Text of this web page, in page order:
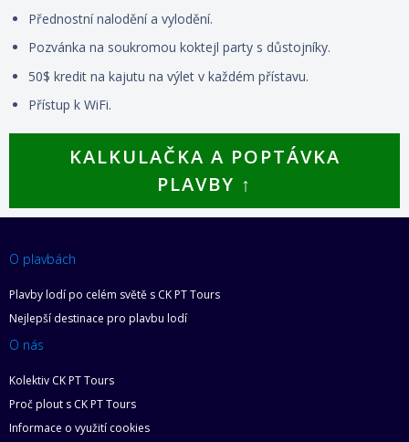
Přednostní nalodění a vylodění.
Pozvánka na soukromou koktejl party s důstojníky.
50$ kredit na kajutu na výlet v každém přístavu.
Přístup k WiFi.
KALKULAČKA A POPTÁVKA
PLAVBY ↑
O plavbách
Plavby lodí po celém světě s CK PT Tours
Nejlepší destinace pro plavbu lodí
O nás
Kolektiv CK PT Tours
Proč plout s CK PT Tours
Informace o využití cookies